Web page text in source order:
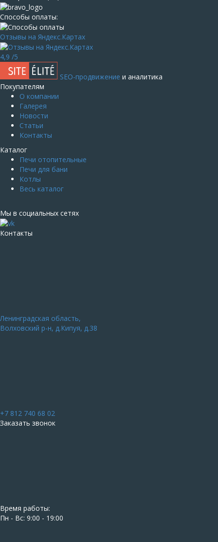
Способы оплаты:
Отзывы на Яндекс.Картах
4,9 /5
SEO-продвижение и аналитика
Покупателям
О компании
Галерея
Новости
Статьи
Контакты
Каталог
Печи отопительные
Печи для бани
Котлы
Весь каталог
Мы в социальных сетях
Контакты
Ленинградская область,
Волховский р-н, д.Кипуя, д.38
+7 812 740 68 02
Заказать звонок
Время работы:
Пн - Вс: 9:00 - 19:00